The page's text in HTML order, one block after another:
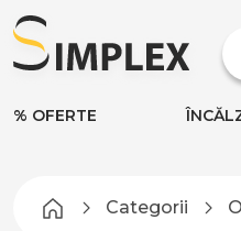
% OFERTE
Categorii